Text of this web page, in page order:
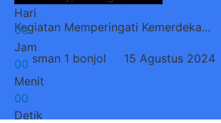
Kegiatan Memperingati Kemerdeka...
sman 1 bonjol 15 Agustus 2024
Hari
00
Jam
00
Menit
00
Detik